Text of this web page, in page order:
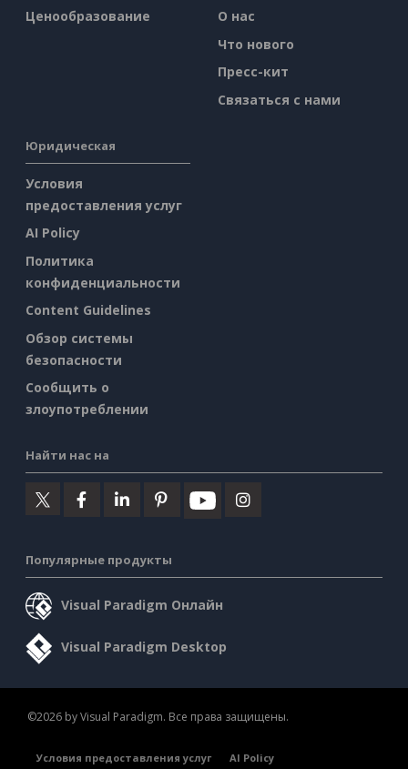
Ценообразование
О нас
Что нового
Пресс-кит
Связаться с нами
Юридическая
Условия
предоставления услуг
AI Policy
Политика
конфиденциальности
Content Guidelines
Обзор системы
безопасности
Сообщить о
злоупотреблении
Найти нас на
Популярные продукты
Visual Paradigm Онлайн
Visual Paradigm Desktop
©2026 by Visual Paradigm. Все права защищены.
Условия предоставления услуг AI Policy